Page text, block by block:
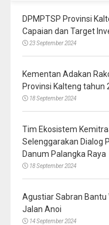
DPMPTSP Provinsi
Capaian dan Target
23 September 2024
Kementan Adakan
Provinsi Kalteng tahun
18 September 2024
Tim Ekosistem
Selenggarakan Dialog
Danum Palangka Raya
18 September 2024
Agustiar Sabran Bantu
Jalan Anoi
14 September 2024